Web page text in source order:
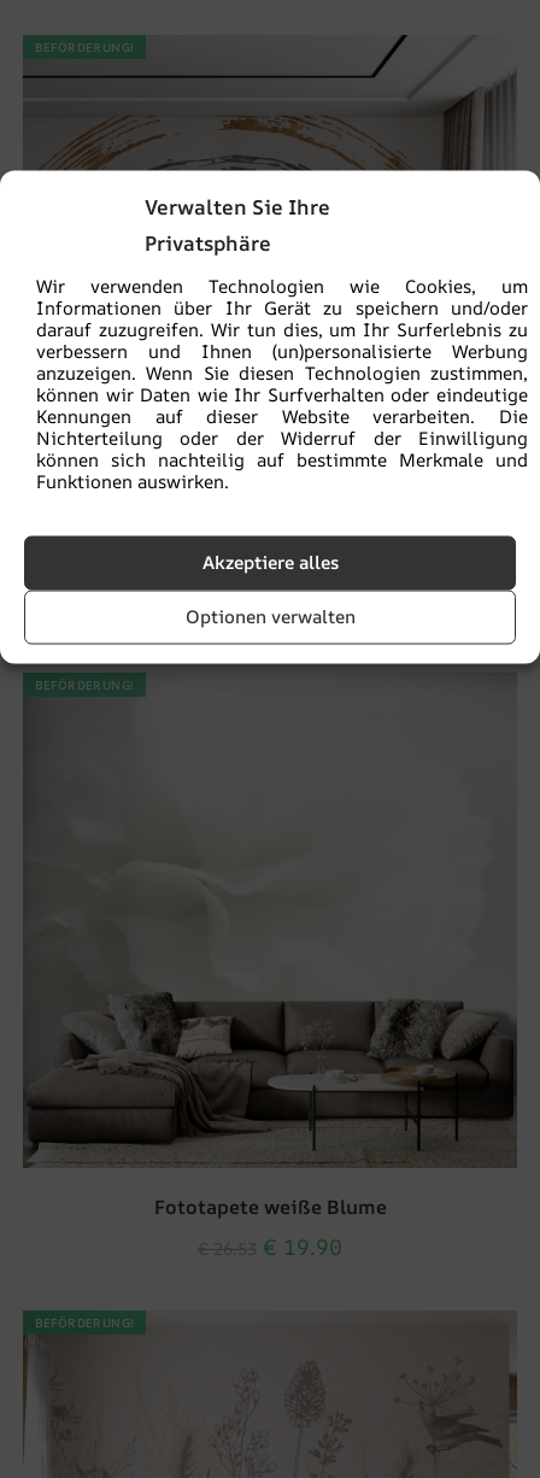
Verwalten Sie Ihre
Privatsphäre
Wir verwenden Technologien wie Cookies, um
Informationen über Ihr Gerät zu speichern und/oder
darauf zuzugreifen. Wir tun dies, um Ihr Surferlebnis zu
verbessern und Ihnen (un)personalisierte Werbung
anzuzeigen. Wenn Sie diesen Technologien zustimmen,
können wir Daten wie Ihr Surfverhalten oder eindeutige
Kennungen auf dieser Website verarbeiten. Die
Nichterteilung oder der Widerruf der Einwilligung
können sich nachteilig auf bestimmte Merkmale und
Funktionen auswirken.
Akzeptiere alles
Optionen verwalten
BEFÖRDERUNG!
Fototapete Der gemalte Bogen
€26.53 €19.90
BEFÖRDERUNG!
Fototapete weiße Blume
€ 19.90
BEFÖRDERUNG!